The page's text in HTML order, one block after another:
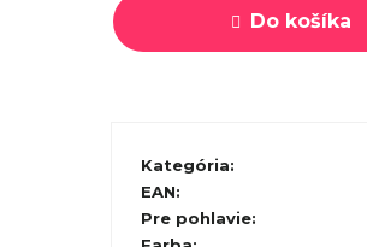
cena:
Do košíka
Kategória:
EAN:
Pre pohlavie: